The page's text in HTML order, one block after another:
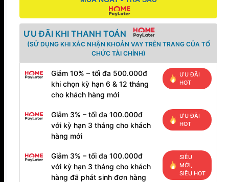
ƯU ĐÃI KHI THANH TOÁN
(SỬ DỤNG KHI XÁC NHẬN KHOẢN VAY TRÊN TRANG CỦA TỔ
CHỨC TÀI CHÍNH)
Giảm 10% – tối đa 500.000đ
khi chọn kỳ hạn 6 & 12 tháng
cho khách hàng mới
ƯU ĐÃI
HOT
Giảm 3% – tối đa 100.000đ
với kỳ hạn 3 tháng cho khách
hàng mới
ƯU ĐÃI
HOT
Giảm 3% – tối đa 100.000đ
với kỳ hạn 3 tháng cho khách
hàng đã phát sinh đơn hàng
SIÊU
MỚI,
SIÊU HOT